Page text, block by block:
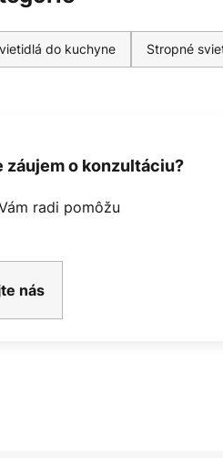
do kuchyne Stropné
záujem o konzultáciu?
radi pomôžu
nás